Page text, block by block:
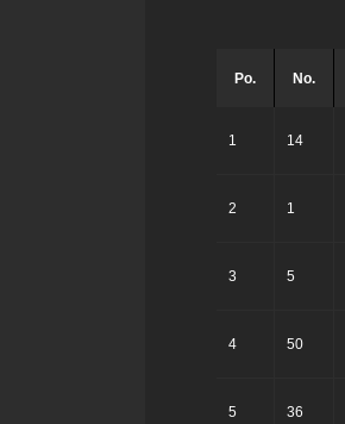
Po. No.
1 14
2 1
3 5
4 50
5 36